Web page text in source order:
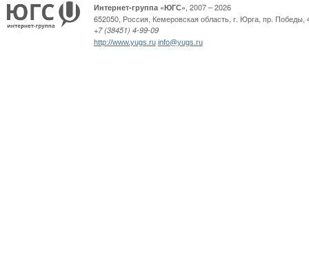
Интернет-группа «ЮГС» , 2007 – 2026
652050, Россия, Кемеровская область, г. Юрга, пр. Победы,
+7 (38451) 4-99-09
http://www.yugs.ru info@yugs.ru